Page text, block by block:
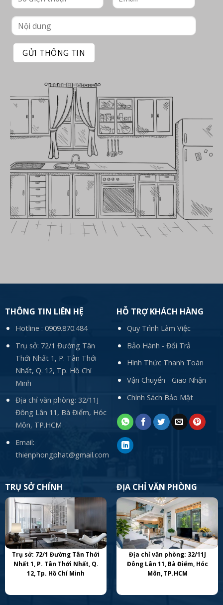
THÔNG TIN LIÊN HỆ
Hotline : 0909.870.484
Trụ sở: 72/1 Đường Tân
Thới Nhất 1, P. Tân Thới
Nhất, Q. 12, Tp. Hồ Chí
Minh
Địa chỉ văn phòng: 32/11J
Đông Lân 11, Bà Điểm, Hóc
Môn, TP.HCM
Email:
thienphongphat@gmail.com
HỖ TRỢ KHÁCH HÀNG
Quy Trình Làm Việc
Bảo Hành - Đổi Trả
Hình Thức Thanh Toán
Vận Chuyển - Giao Nhận
Chính Sách Bảo Mật
TRỤ SỞ CHÍNH
Trụ sở: 72/1 Đường Tân Thới
Nhất 1, P. Tân Thới Nhất, Q.
12, Tp. Hồ Chí Minh
ĐỊA CHỈ VĂN PHÒNG
Địa chỉ văn phòng: 32/11J
Đông Lân 11, Bà Điểm, Hóc
Môn, TP.HCM